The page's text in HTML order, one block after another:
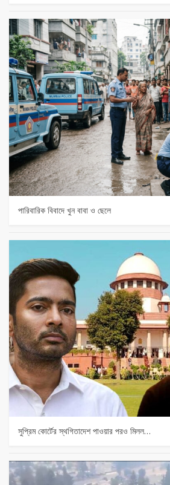
পারিবারিক বিবাদে খুন বাবা ও ছেলে
সুপ্রিম কোর্টের স্থগিতাদেশ পাওয়ার পর‌ও মিলল…